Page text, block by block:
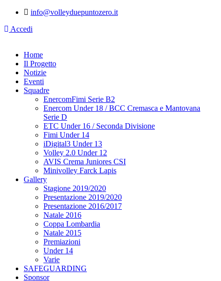
info@volleyduepuntozero.it
Accedi
Home
Il Progetto
Notizie
Eventi
Squadre
EnercomFimi Serie B2
Enercom Under 18 / BCC Cremasca e Mantovana
Serie D
ETC Under 16 / Seconda Divisione
Fimi Under 14
iDigital3 Under 13
Volley 2.0 Under 12
AVIS Crema Juniores CSI
Minivolley Farck Lapis
Gallery
Stagione 2019/2020
Presentazione 2019/2020
Presentazione 2016/2017
Natale 2016
Coppa Lombardia
Natale 2015
Premiazioni
Under 14
Varie
SAFEGUARDING
Sponsor